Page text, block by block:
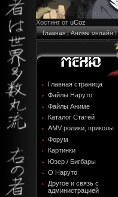
Хостинг от uCoz
Главная|Аниме онлайн|
Главная страница
Файлы Наруто
Файлы Аниме
Каталог Статей
AMV ролики, приколы
Форум
Картинки
Юзер / Бигбары
О Наруто
Другое и связь с
администрацией